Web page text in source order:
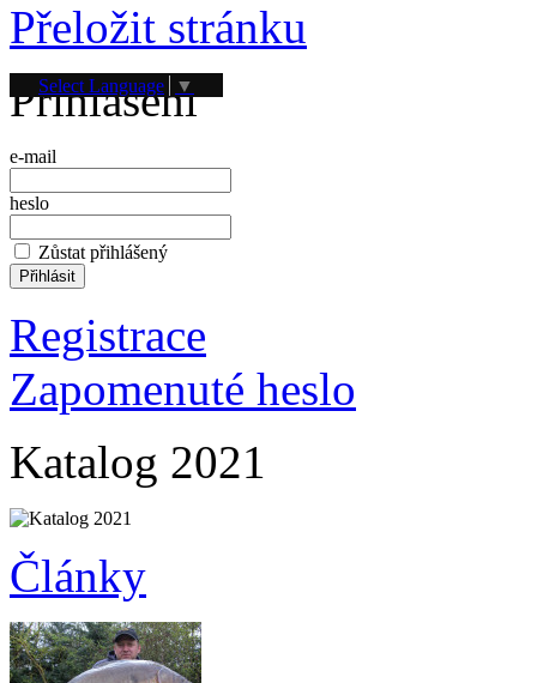
Přeložit stránku
Select Language ▼
Přihlášení
e-mail
heslo
Zůstat přihlášený
Registrace
Zapomenuté heslo
Katalog 2021
Články